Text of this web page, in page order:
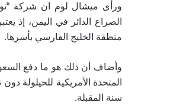
ورأى ميشال لوم ان شركة
الصراع الدائر في اليمن، إذ
منطقة الخليج الفارسي بأسرها.
وأضاف أن ذلك هو ما دفع
سنة المقبلة.